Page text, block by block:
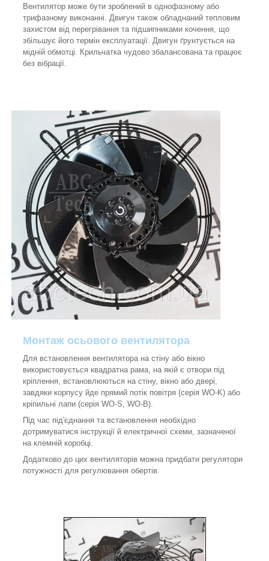
Вентилятор може бути зроблений в однофазному або
трифазному виконанні. Двигун також обладнаний тепловим
захистом від перегрівання та підшипниками кочення, що
збільшує його термін експлуатації. Двигун ґрунтується на
мідній обмотці. Крильчатка чудово збалансована та працює
без вібрації.
Монтаж осьового вентилятора
Для встановлення вентилятора на стіну або вікно
використовується квадратна рама, на якій є отвори під
кріплення, встановлюються на стіну, вікно або двері,
завдяки корпусу йде прямий потік повітря (серія WO-K) або
кріпильні лапи (серія WO-S, WO-B).
Під час під'єднання та встановлення необхідно
дотримуватися інструкції й електричної схеми, зазначеної
на клемній коробці.
Додатково до цих вентиляторів можна придбати регулятори
потужності для регулювання обертів.